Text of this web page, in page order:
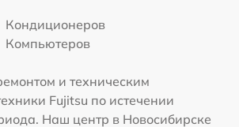
Кондиционеров
Компьютеров
и техническим
Fujitsu по истечении
Наш центр в Новосибирске